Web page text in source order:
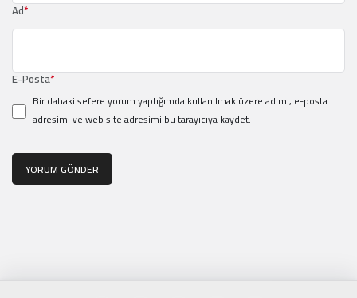
Ad*
E-Posta*
Bir dahaki sefere yorum yaptığımda kullanılmak üzere adımı, e-posta
adresimi ve web site adresimi bu tarayıcıya kaydet.
YORUM GÖNDER